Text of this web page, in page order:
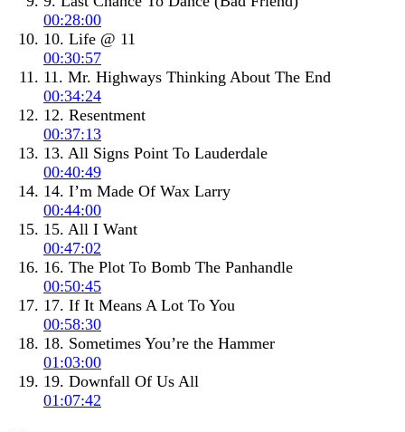
00:28:00
10. Life @ 11
00:30:57
11. Mr. Highways Thinking About The End
00:34:24
12. Resentment
00:37:13
13. All Signs Point To Lauderdale
00:40:49
14. I’m Made Of Wax Larry
00:44:00
15. All I Want
00:47:02
16. The Plot To Bomb The Panhandle
00:50:45
17. If It Means A Lot To You
00:58:30
18. Sometimes You’re the Hammer
01:03:00
19. Downfall Of Us All
01:07:42